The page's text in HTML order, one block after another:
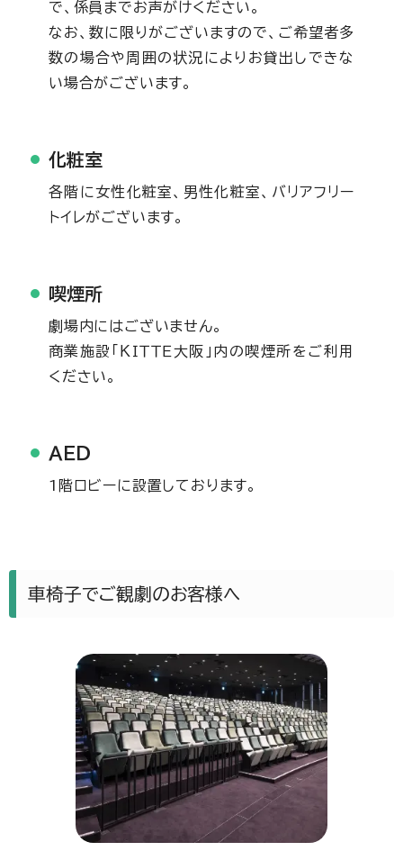
で、係員までお声がけください。
なお、数に限りがございますので、ご希望者多
数の場合や周囲の状況によりお貸出しできな
い場合がございます。
化粧室
各階に女性化粧室、男性化粧室、バリアフリー
トイレがございます。
喫煙所
劇場内にはございません。
商業施設「ＫＩＴＴＥ大阪」内の喫煙所をご利用
ください。
ＡＥＤ
1階ロビーに設置しております。
車椅子でご観劇のお客様へ